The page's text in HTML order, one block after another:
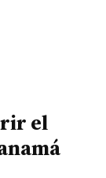
el